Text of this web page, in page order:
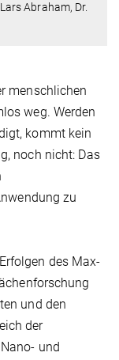
Abraham, Dr.
menschlichen
weg. Werden
kommt kein
noch nicht: Das
zu
des Max-
und den
der
und